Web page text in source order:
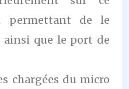
permettant de le
ainsi que le port de
chargées du micro